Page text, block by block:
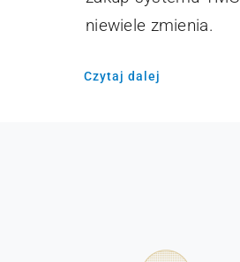
niewiele zmienia.
Czytaj dalej